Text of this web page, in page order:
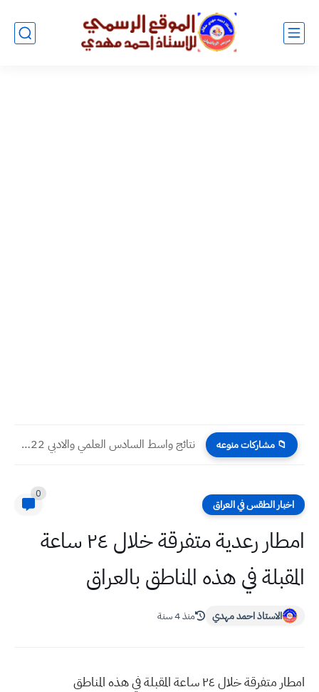
📁 مشاركات منوعه نتائج واسط السادس العلمي والادبي 2022 الدور الثاني تطبيقي احيائي...
اخبار الطقس في العراق
0
امطار رعدية متفرقة خلال ٢٤ ساعة
المقبلة في هذه المناطق بالعراق
الاستاذ احمد مهدي منذ 4 سنة
امطار متفرقة خلال ٢٤ ساعة المقبلة في هذه المناطق